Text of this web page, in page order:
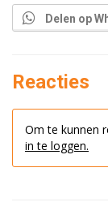
Delen op
Reacties
Om te kunnen
in te loggen.